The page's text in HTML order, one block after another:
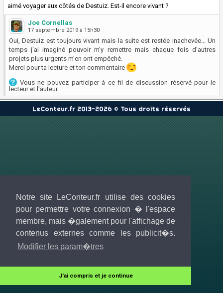
Notre site LeConteur.fr utilise des cookies
pour permettre votre connexion � l'espace
membre, mais �galement pour l'affichage de
contenus externes comme les publicit�s.
Modifier les param�tres
J'ai compris et je continue
aimé voyager aux côtés de Destuiz. Est-il encore vivant ?
Joe Cornellas
17 septembre 2019 à 15h30
Oui, Destuiz est toujours vivant mais la suite est restée inachevée... Un
temps j'ai imaginé pouvoir m'y remettre mais chaque fois d'autres
projets plus urgents m'en ont empêché.
Merci pour ta lecture et ton commentaire
Vous ne pouvez participer à ce fil de discussion réservé pour le
lecteur et l'auteur.
LeConteur.fr 2013-2026 © Tous droits réservés